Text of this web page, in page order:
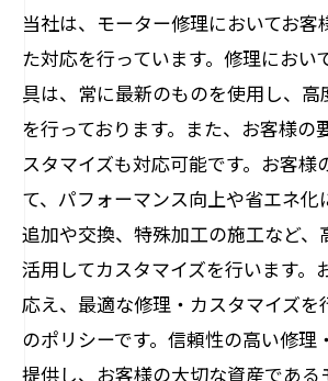
当社は、モーター修理においてお客
た対応を行っています。修理におい
具は、常に最新のものを使用し、
を行っております。また、お客様の
スタマイズも対応可能です。お客様
て、パフォーマンス向上や省エネ化
追加や交換、特殊加工の施工など、
活用してカスタマイズを行います。
応え、最適な修理・カスタマイズを
のポリシーです。信頼性の高い修理
提供し、お客様の大切な資産であ